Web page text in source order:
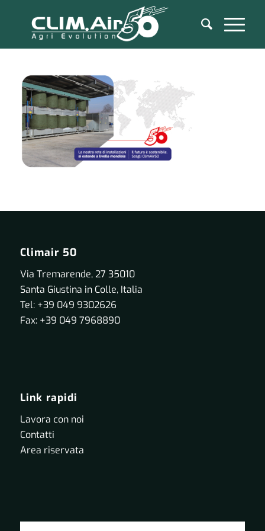
Climair 50
Via Tremarende, 27 35010
Santa Giustina in Colle, Italia
Tel: +39 049 9302626
Fax: +39 049 7968890
Link rapidi
Lavora con noi
Contatti
Area riservata